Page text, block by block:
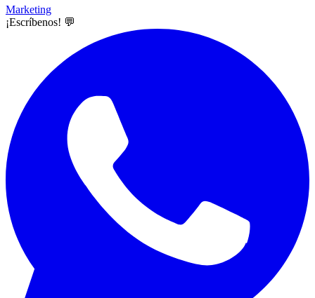
Marketing
¡Escríbenos! 💬